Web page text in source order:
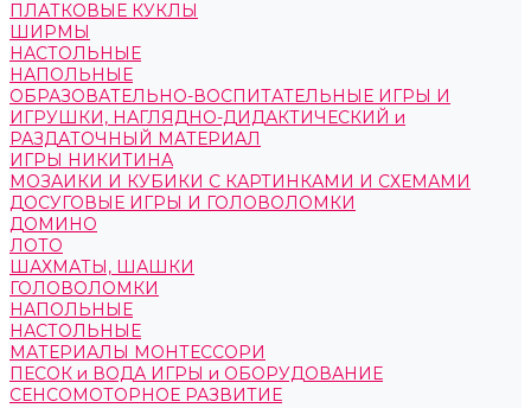
ПЛАТКОВЫЕ КУКЛЫ
ШИРМЫ
НАСТОЛЬНЫЕ
НАПОЛЬНЫЕ
ОБРАЗОВАТЕЛЬНО-ВОСПИТАТЕЛЬНЫЕ ИГРЫ И
ИГРУШКИ, НАГЛЯДНО-ДИДАКТИЧЕСКИЙ и
РАЗДАТОЧНЫЙ МАТЕРИАЛ
ИГРЫ НИКИТИНА
МОЗАИКИ И КУБИКИ С КАРТИНКАМИ И СХЕМАМИ
ДОСУГОВЫЕ ИГРЫ И ГОЛОВОЛОМКИ
ДОМИНО
ЛОТО
ШАХМАТЫ, ШАШКИ
ГОЛОВОЛОМКИ
НАПОЛЬНЫЕ
НАСТОЛЬНЫЕ
МАТЕРИАЛЫ МОНТЕССОРИ
ПЕСОК и ВОДА ИГРЫ и ОБОРУДОВАНИЕ
СЕНСОМОТОРНОЕ РАЗВИТИЕ